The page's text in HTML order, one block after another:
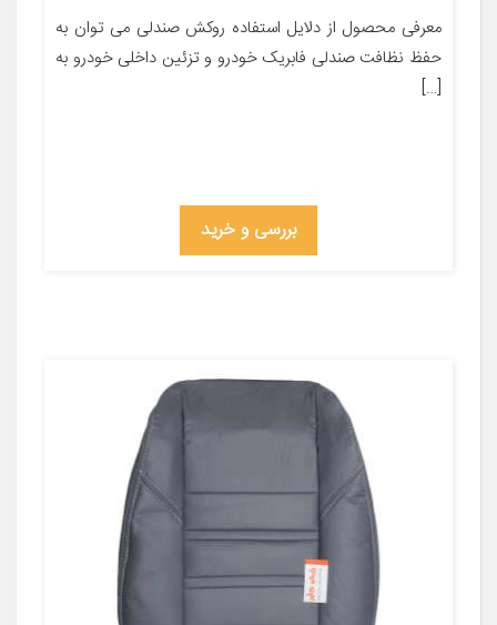
معرفی محصول از دلایل استفاده روکش صندلی می توان به
حفظ نظافت صندلی فابریک خودرو و تزئین داخلی خودرو به
[…]
بررسی و خرید